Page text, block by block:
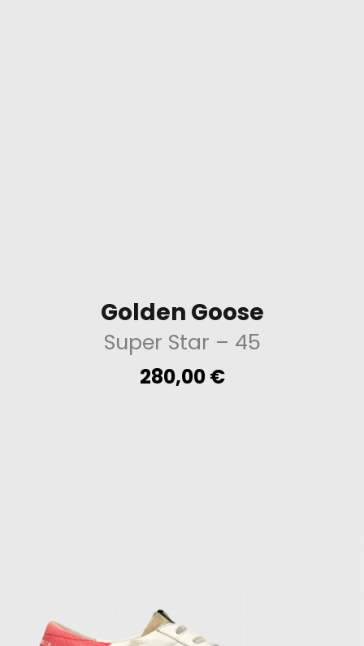
Golden Goose
Super Star – 45
280,00€